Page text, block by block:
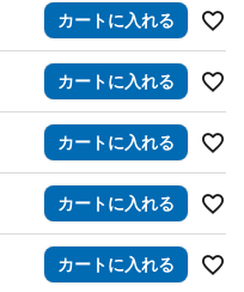
カートに入れる
カートに入れる
カートに入れる
カートに入れる
カートに入れる